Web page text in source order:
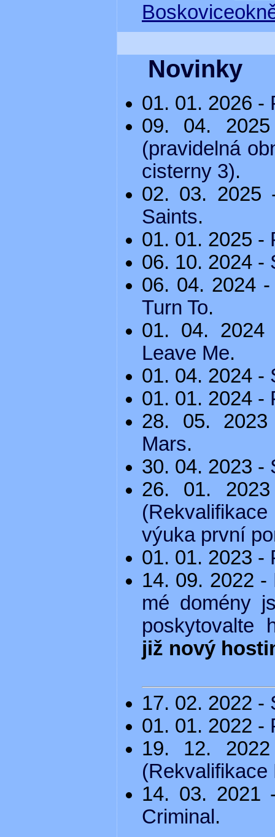
Boskovice
Novinky
01. 01. 2026 -
09. 04.
(pravidelná
cisterny 3).
02. 03.
Saints.
01. 01. 2025 -
06. 10. 2024 -
06. 04. 2024
Turn To.
01. 04.
Leave Me.
01. 04. 2024 -
01. 01. 2024 -
28. 05.
Mars.
30. 04. 2023 -
26. 01.
výuka první
01. 01. 2023 -
14. 09. 2022 -
mé domény
poskytovalte
již nový
17. 02. 2022 -
01. 01. 2022 -
19. 12.
(Rekvalifikace
14. 03.
Criminal .